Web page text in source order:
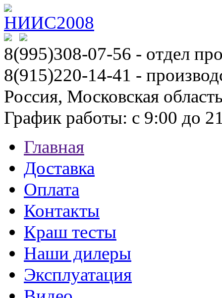
8(995)308-07-56 - отдел
8(915)220-14-41 -
Россия, Московская
График работы: с 9:00 до
Главная
Доставка
Оплата
Контакты
Краш тесты
Наши дилеры
Эксплуатация